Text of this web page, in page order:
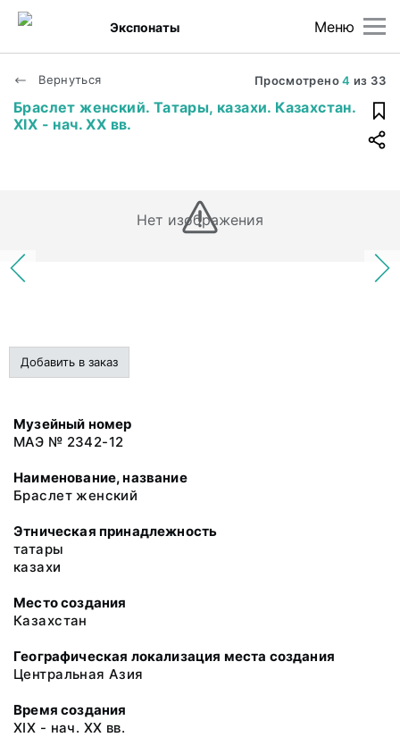
Меню
Экспонаты
Вернуться Просмотрено4 из 33
Браслет женский. Татары, казахи. Казахстан.
XIX - нач. XX вв.
Нет изображения
Добавить в заказ
Музейный номер
МАЭ № 2342-12
Наименование, название
Браслет женский
Этническая принадлежность
татары
казахи
Место создания
Казахстан
Географическая локализация места создания
Центральная Азия
Время создания
XIX - нач. XX вв.